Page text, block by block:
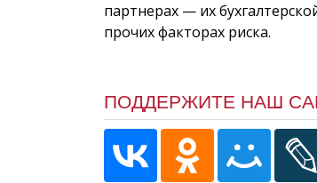
партнерах — их
прочих факторах риска.
ПОДДЕРЖИТЕ НАШ